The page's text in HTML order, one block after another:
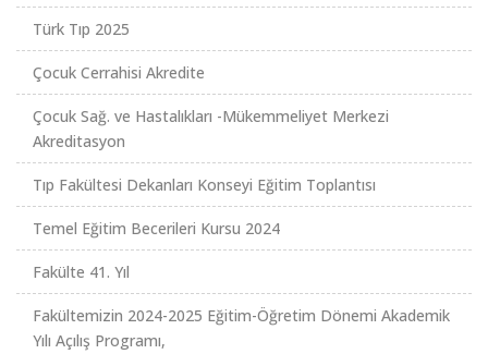
Türk Tıp 2025
Çocuk Cerrahisi Akredite
Çocuk Sağ. ve Hastalıkları -Mükemmeliyet Merkezi
Akreditasyon
Tıp Fakültesi Dekanları Konseyi Eğitim Toplantısı
Temel Eğitim Becerileri Kursu 2024
Fakülte 41. Yıl
Fakültemizin 2024-2025 Eğitim-Öğretim Dönemi Akademik
Yılı Açılış Programı,